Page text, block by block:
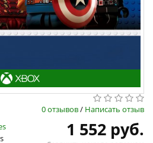
0 отзывов/ Написать отзыв
1 552 руб.